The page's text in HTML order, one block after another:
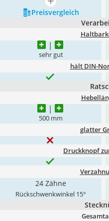
mehr anzeigen
Preis­vergleich
sehr gut
hält DIN-
500 mm
glatter
Druckknopf
24 Zähne
Rückschwenkwinkel 15°